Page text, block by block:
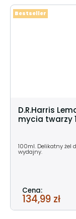
D.R.Harris
mycia twarzy
100ml. Delikatny żel
wydajny.
Cena:
134,99 zł
Bestseller